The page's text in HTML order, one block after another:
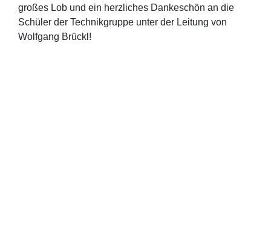
großes Lob und ein herzliches Dankeschön an die
Schüler der Technikgruppe unter der Leitung von
Wolfgang Brückl!